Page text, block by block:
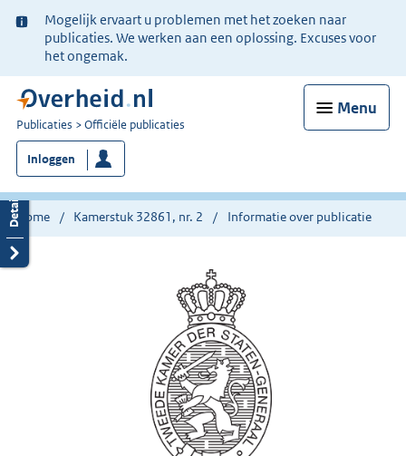
Ter
informatie:
Mogelijk ervaart u problemen met het zoeken naar
publicaties. We werken aan een oplossing. Excuses voor
het ongemak.
Menu
U
bent
nu
hier:
Publicaties Officiële publicaties
Inloggen
Home Kamerstuk 32861, nr. 2 Informatie over publicatie